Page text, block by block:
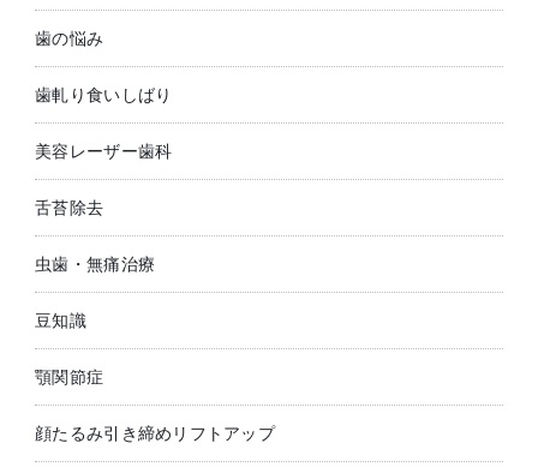
歯の悩み
歯軋り食いしばり
美容レーザー歯科
舌苔除去
虫歯・無痛治療
豆知識
顎関節症
顔たるみ引き締めリフトアップ